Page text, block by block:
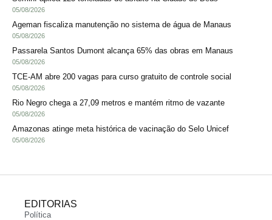
05/08/2026
Ageman fiscaliza manutenção no sistema de água de Manaus
05/08/2026
Passarela Santos Dumont alcança 65% das obras em Manaus
05/08/2026
TCE-AM abre 200 vagas para curso gratuito de controle social
05/08/2026
Rio Negro chega a 27,09 metros e mantém ritmo de vazante
05/08/2026
Amazonas atinge meta histórica de vacinação do Selo Unicef
05/08/2026
EDITORIAS
Política